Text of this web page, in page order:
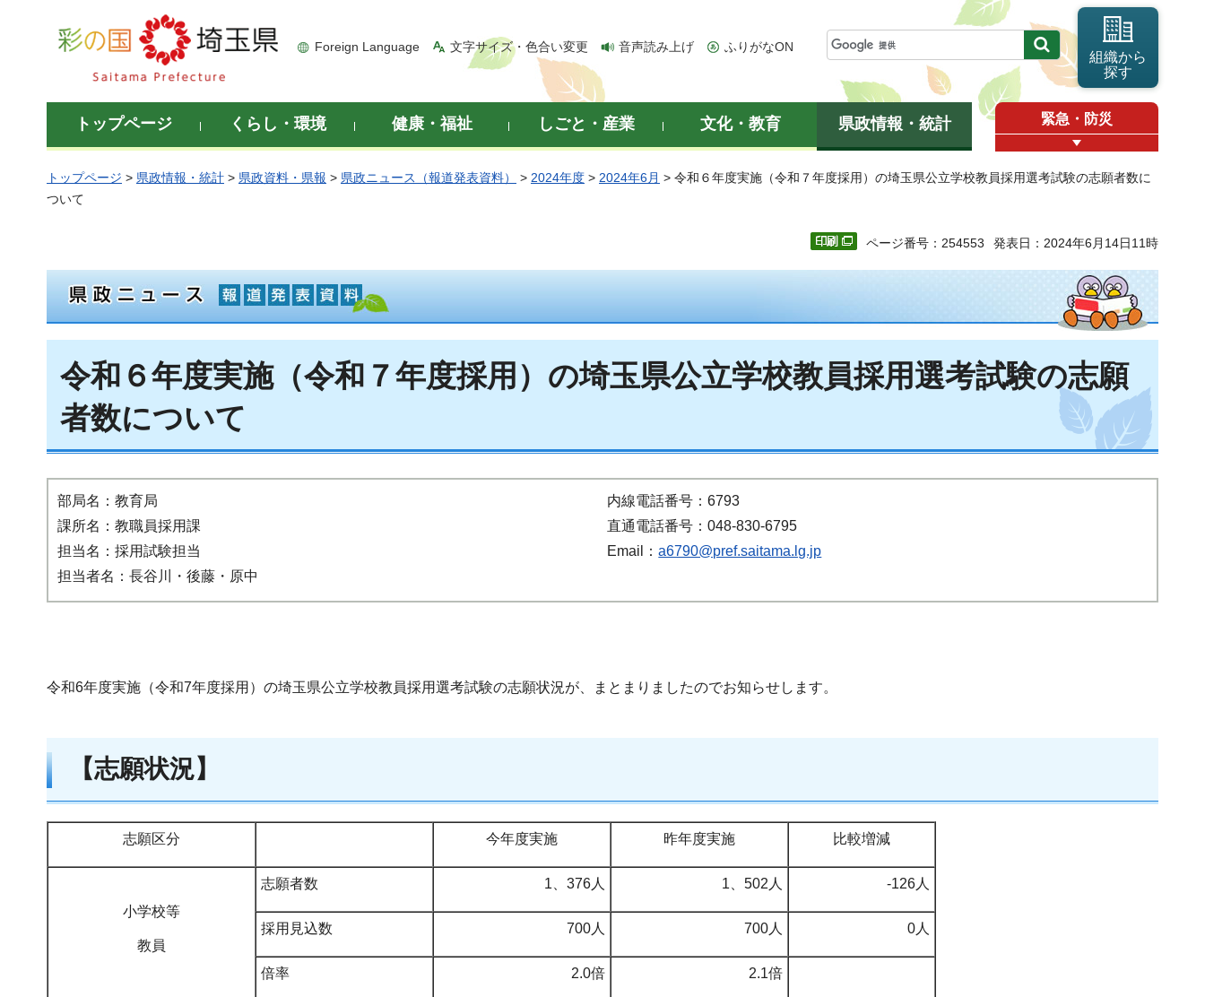
彩の国 埼玉県
Foreign Language 文字サイズ・色合い変更 音声読み上げ ふりがなON
組織から
探す
トップページ くらし・環境 健康・福祉 しごと・産業 文化・教育 県政情報・統計 緊急・防災
トップページ > 県政情報・統計 > 県政資料・県報 > 県政ニュース（報道発表資料） > 2024年度 > 2024年6月 > 令和６年度実施（令和７年度採用）の埼玉県公立学校教員採用選考試験の志願者数に
ついて
ページ番号：254553 発表日：2024年6月14日11時
令和６年度実施（令和７年度採用）の埼玉県公立学校教員採用選考試験の志願
者数について
部局名：教育局
課所名：教職員採用課
担当名：採用試験担当
担当者名：長谷川・後藤・原中
内線電話番号：6793
直通電話番号：048-830-6795
Email：a6790@pref.saitama.lg.jp
令和6年度実施（令和7年度採用）の埼玉県公立学校教員採用選考試験の志願状況が、まとまりましたのでお知らせします。
【志願状況】
志願区分 今年度実施 昨年度実施 比較増減
小学校等
教員
志願者数 1、376人 1、502人 -126人
採用見込数 700人 700人 0人
倍率 2.0倍 2.1倍